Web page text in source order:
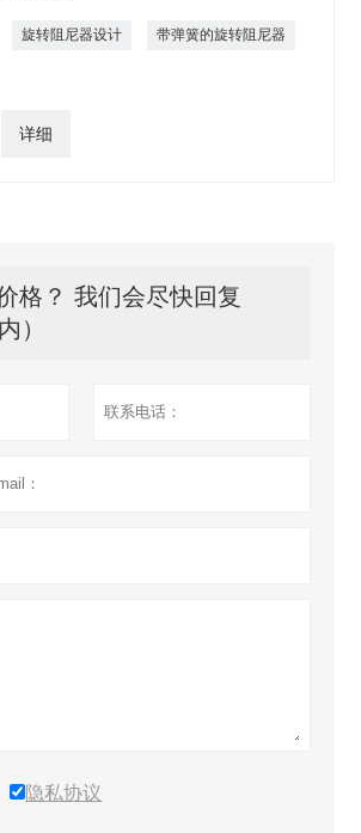
旋转阻尼器设计 带弹簧的旋转阻尼器
详细
格？ 我们会尽快回复
）
隐私协议